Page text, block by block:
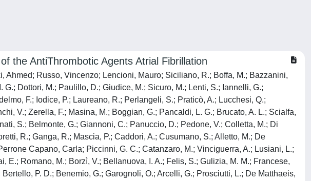
the AntiThrombotic Agents Atrial Fibrillation
Russo, Vincenzo; Lencioni, Mauro; Siciliano, R.; Boffa, M.; Bazzanini,
Dottori, M.; Paulillo, D.; Giudice, M.; Sicuro, M.; Lenti, S.; Iannelli, G.;
F.; Iodice, P.; Laureano, R.; Perlangeli, S.; Praticò, A.; Lucchesi, Q.;
V.; Zerella, F.; Masina, M.; Boggian, G.; Pancaldi, L. G.; Brucato, A. L.; Scialfa,
S.; Belmonte, G.; Giannoni, C.; Panuccio, D.; Pedone, V.; Colletta, M.; Di
R.; Ganga, R.; Mascia, P.; Caddori, A.; Cusumano, S.; Alletto, M.; De
Capano, Carla; Piccinni, G. C.; Catanzaro, M.; Vinciguerra, A.; Lusiani, L.;
E.; Romano, M.; Borzì, V.; Bellanuova, I. A.; Felis, S.; Gulizia, M. M.; Francese,
P. D.; Benemio, G.; Garognoli, O.; Arcelli, G.; Prosciutti, L.; De Matthaeis,